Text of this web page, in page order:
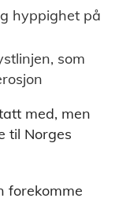
hyppighet på
som
med, men
til Norges
forekomme